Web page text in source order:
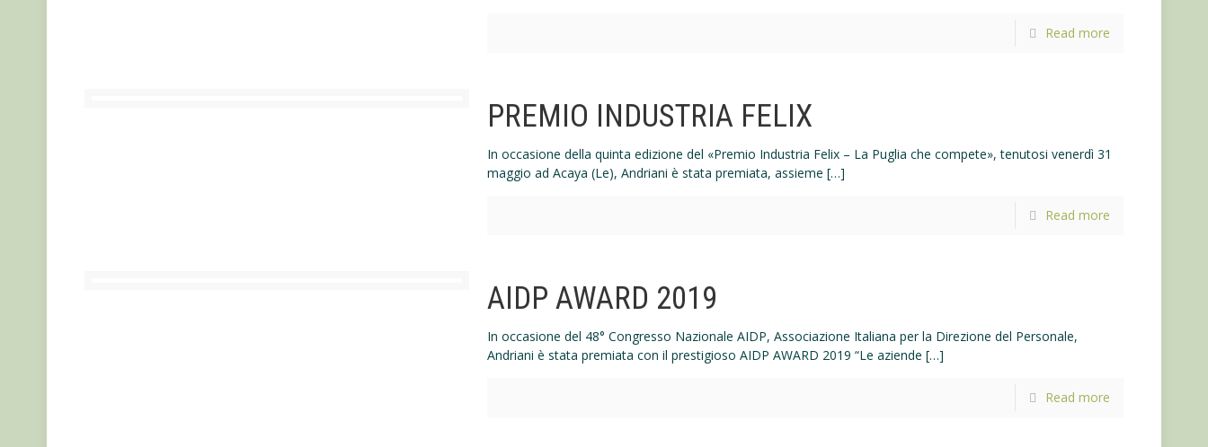
Read more
PREMIO INDUSTRIA FELIX
In occasione della quinta edizione del «Premio Industria Felix – La Puglia che compete», tenutosi venerdì 31
maggio ad Acaya (Le), Andriani è stata premiata, assieme […]
Read more
AIDP AWARD 2019
In occasione del 48° Congresso Nazionale AIDP, Associazione Italiana per la Direzione del Personale,
Andriani è stata premiata con il prestigioso AIDP AWARD 2019 “Le aziende […]
Read more